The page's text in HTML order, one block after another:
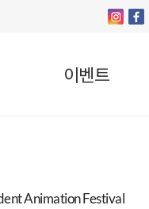
이벤트
Animation Festival